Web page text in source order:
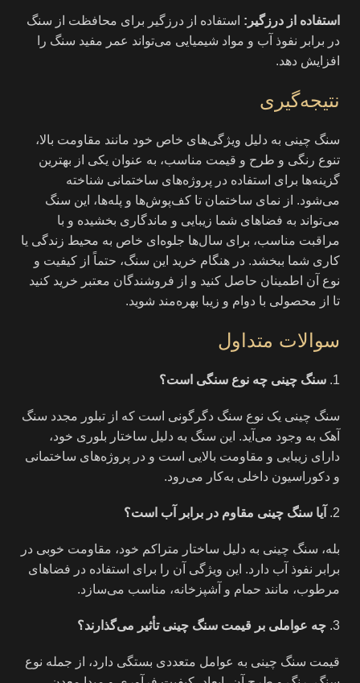
استفاده از درزگیر: استفاده از درزگیر برای محافظت از سنگ
در برابر نفوذ آب و مواد شیمیایی می‌تواند عمر مفید سنگ را
افزایش دهد.
نتیجه‌گیری
سنگ چینی به دلیل ویژگی‌های خاص خود مانند مقاومت بالا،
تنوع رنگی و طرح و قیمت مناسب، به عنوان یکی از بهترین
گزینه‌ها برای استفاده در پروژه‌های ساختمانی شناخته
می‌شود. از نمای ساختمان تا کف‌پوش‌ها و پله‌ها، این سنگ
می‌تواند به فضاهای شما زیبایی و ماندگاری بخشیده و با
مراقبت مناسب، برای سال‌ها جلوه‌ای خاص به محیط زندگی یا
کاری شما ببخشد. در هنگام خرید این سنگ، حتماً از کیفیت و
نوع آن اطمینان حاصل کنید و از فروشندگان معتبر خرید کنید
تا از محصولی با دوام و زیبا بهره‌مند شوید.
سوالات متداول
سنگ چینی چه نوع سنگی است؟
سنگ چینی یک نوع سنگ دگرگونی است که از تبلور مجدد سنگ
آهک به وجود می‌آید. این سنگ به دلیل ساختار بلوری خود،
دارای زیبایی و مقاومت بالایی است و در پروژه‌های ساختمانی
و دکوراسیون داخلی به‌کار می‌رود.
آیا سنگ چینی مقاوم در برابر آب است؟
بله، سنگ چینی به دلیل ساختار متراکم خود، مقاومت خوبی در
برابر نفوذ آب دارد. این ویژگی آن را برای استفاده در فضاهای
مرطوب، مانند حمام و آشپزخانه، مناسب می‌سازد.
چه عواملی بر قیمت سنگ چینی تأثیر می‌گذارند؟
قیمت سنگ چینی به عوامل متعددی بستگی دارد، از جمله نوع